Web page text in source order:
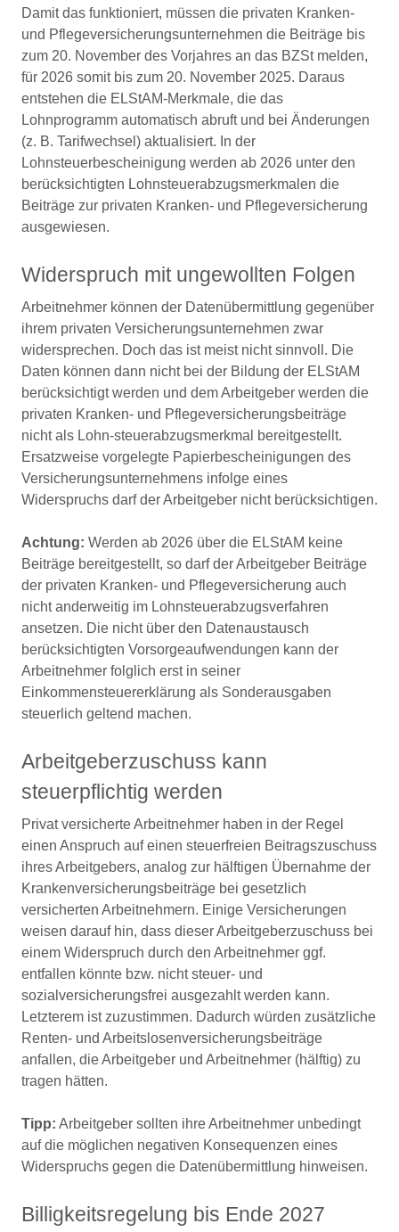
Damit das funktioniert, müssen die privaten Kranken-
und Pflegeversicherungsunternehmen die Beiträge bis
zum 20. November des Vorjahres an das BZSt melden,
für 2026 somit bis zum 20. November 2025. Daraus
entstehen die ELStAM-Merkmale, die das
Lohnprogramm automatisch abruft und bei Änderungen
(z. B. Tarifwechsel) aktualisiert. In der
Lohnsteuerbescheinigung werden ab 2026 unter den
berücksichtigten Lohnsteuerabzugsmerkmalen die
Beiträge zur privaten Kranken- und Pflegeversicherung
ausgewiesen.
Widerspruch mit ungewollten Folgen
Arbeitnehmer können der Datenübermittlung gegenüber
ihrem privaten Versicherungsunternehmen zwar
widersprechen. Doch das ist meist nicht sinnvoll. Die
Daten können dann nicht bei der Bildung der ELStAM
berücksichtigt werden und dem Arbeitgeber werden die
privaten Kranken- und Pflegeversicherungsbeiträge
nicht als Lohn-steuerabzugsmerkmal bereitgestellt.
Ersatzweise vorgelegte Papierbescheinigungen des
Versicherungsunternehmens infolge eines
Widerspruchs darf der Arbeitgeber nicht berücksichtigen.
Achtung: Werden ab 2026 über die ELStAM keine
Beiträge bereitgestellt, so darf der Arbeitgeber Beiträge
der privaten Kranken- und Pflegeversicherung auch
nicht anderweitig im Lohnsteuerabzugsverfahren
ansetzen. Die nicht über den Datenaustausch
berücksichtigten Vorsorgeaufwendungen kann der
Arbeitnehmer folglich erst in seiner
Einkommensteuererklärung als Sonderausgaben
steuerlich geltend machen.
Arbeitgeberzuschuss kann
steuerpflichtig werden
Privat versicherte Arbeitnehmer haben in der Regel
einen Anspruch auf einen steuerfreien Beitragszuschuss
ihres Arbeitgebers, analog zur hälftigen Übernahme der
Krankenversicherungsbeiträge bei gesetzlich
versicherten Arbeitnehmern. Einige Versicherungen
weisen darauf hin, dass dieser Arbeitgeberzuschuss bei
einem Widerspruch durch den Arbeitnehmer ggf.
entfallen könnte bzw. nicht steuer- und
sozialversicherungsfrei ausgezahlt werden kann.
Letzterem ist zuzustimmen. Dadurch würden zusätzliche
Renten- und Arbeitslosenversicherungsbeiträge
anfallen, die Arbeitgeber und Arbeitnehmer (hälftig) zu
tragen hätten.
Tipp: Arbeitgeber sollten ihre Arbeitnehmer unbedingt
auf die möglichen negativen Konsequenzen eines
Widerspruchs gegen die Datenübermittlung hinweisen.
Billigkeitsregelung bis Ende 2027